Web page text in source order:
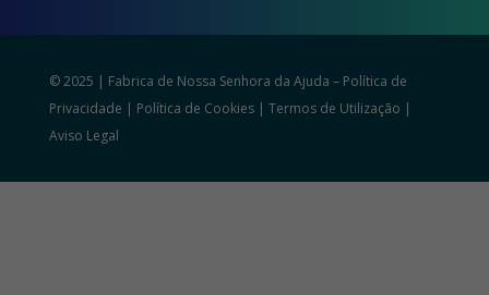
© 2025 | Fabrica de Nossa Senhora da Ajuda – Política de
Privacidade | Política de Cookies| Termos de Utilização |
Aviso Legal